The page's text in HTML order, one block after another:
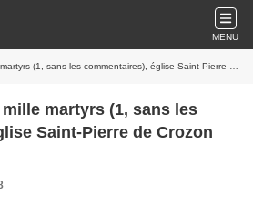
MENU
(1, sans les commentaires), église Saint-Pierre de Crozon (29).
martyrs (1, sans les
Saint-Pierre de Crozon